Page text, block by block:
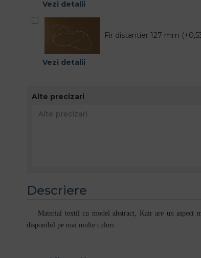
Vezi detalii
Fir distantier 127 mm
Vezi detalii
Alte precizari
Descriere
Material textil cu model abstract, Kair are un aspect
disponibil pe mai multe culori.